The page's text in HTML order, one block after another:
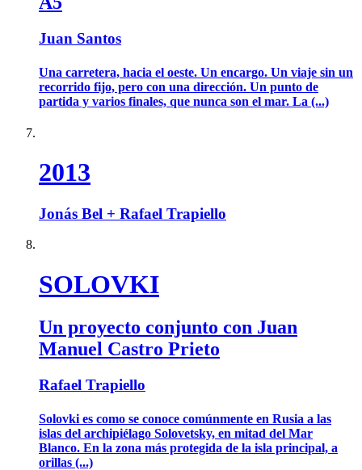
Juan Santos
Una carretera, hacia el oeste. Un encargo. Un viaje sin un
recorrido fijo, pero con una dirección. Un punto de
partida y varios finales, que nunca son el mar. La (...)
2013
Jonás Bel + Rafael Trapiello
SOLOVKI
Un proyecto conjunto con Juan
Manuel Castro Prieto
Rafael Trapiello
Solovki es como se conoce comúnmente en Rusia a las
islas del archipiélago Solovetsky, en mitad del Mar
Blanco. En la zona más protegida de la isla principal, a
orillas (...)